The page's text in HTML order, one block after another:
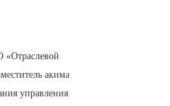
«Отраслевой
акима
управления